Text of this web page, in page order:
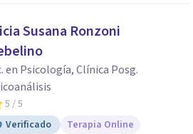
Susana Ronzoni
en Psicología, Clínica Posg.
5 / 5
Verificado
Terapia Online